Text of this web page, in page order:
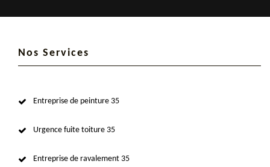
Nos Services
Entreprise de peinture 35
Urgence fuite toiture 35
Entreprise de ravalement 35